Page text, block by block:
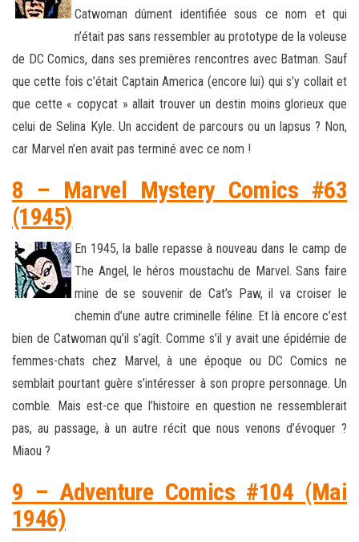
Catwoman dûment identifiée sous ce nom et qui
n’était pas sans ressembler au prototype de la voleuse
de DC Comics, dans ses premières rencontres avec Batman. Sauf
que cette fois c’était Captain America (encore lui) qui s’y collait et
que cette « copycat » allait trouver un destin moins glorieux que
celui de Selina Kyle. Un accident de parcours ou un lapsus ? Non,
car Marvel n’en avait pas terminé avec ce nom !
8 – Marvel Mystery Comics #63
(1945)
En 1945, la balle repasse à nouveau dans le camp de
The Angel, le héros moustachu de Marvel. Sans faire
mine de se souvenir de Cat’s Paw, il va croiser le
chemin d’une autre criminelle féline. Et là encore c’est
bien de Catwoman qu’il s’agît. Comme s’il y avait une épidémie de
femmes-chats chez Marvel, à une époque ou DC Comics ne
semblait pourtant guère s’intéresser à son propre personnage. Un
comble. Mais est-ce que l’histoire en question ne ressemblerait
pas, au passage, à un autre récit que nous venons d’évoquer ?
Miaou ?
9 – Adventure Comics #104 (Mai
1946)